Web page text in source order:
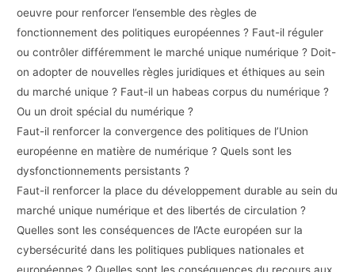
oeuvre pour renforcer l’ensemble des règles de
fonctionnement des politiques européennes ? Faut-il réguler
ou contrôler différemment le marché unique numérique ? Doit-
on adopter de nouvelles règles juridiques et éthiques au sein
du marché unique ? Faut-il un habeas corpus du numérique ?
Ou un droit spécial du numérique ?
Faut-il renforcer la convergence des politiques de l’Union
européenne en matière de numérique ? Quels sont les
dysfonctionnements persistants ?
Faut-il renforcer la place du développement durable au sein du
marché unique numérique et des libertés de circulation ?
Quelles sont les conséquences de l’Acte européen sur la
cybersécurité dans les politiques publiques nationales et
européennes ? Quelles sont les conséquences du recours aux